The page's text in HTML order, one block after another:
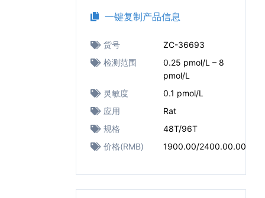
一键复制产品信息
货号
ZC-36693
检测范围
0.25 pmol/L – 8
pmol/L
灵敏度
0.1 pmol/L
应用
Rat
规格
48T/96T
价格(RMB)
1900.00/2400.00.00